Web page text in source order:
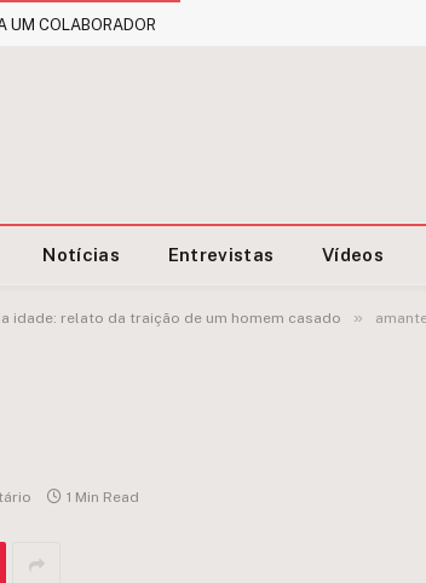
UM COLABORADOR
Notícias Entrevistas Vídeos
idade: relato da traição de um homem casado »
1 Min Read